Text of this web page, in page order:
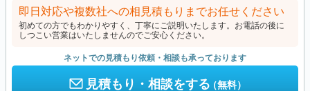
即日対応や複数社への相見積もりまでお任せください
初めての方でもわかりやすく、丁寧にご説明いたします。お電話の後に
しつこい営業はいたしませんのでご安心ください。
ネットでの見積もり依頼・相談も承っております
見積もり・相談をする（無料）